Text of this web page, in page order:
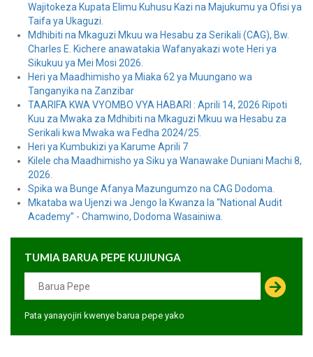
Wajitokeza Kupata Elimu Kuhusu Kazi na Majukumu ya Ofisi ya
Taifa ya Ukaguzi.
Mdhibiti na Mkaguzi Mkuu wa Hesabu za Serikali (CAG), Bw.
Charles E. Kichere anawatakia Wafanyakazi wote Heri ya
Sikukuu ya Mei Mosi 2026.
Heri ya Maadhimisho ya Miaka 62 ya Muungano wa
Tanganyika na Zanzibar
TAARIFA KWA VYOMBO VYA HABARI : Aprili 14, 2026 Ripoti
Kuu za Mwaka za Mdhibiti na Mkaguzi Mkuu wa Hesabu za
Serikali kwa Mwaka wa Fedha 2024/25.
Heri ya Kumbukizi ya Karume Aprili 7
Kilele cha Maadhimisho ya Siku ya Wanawake Duniani Machi 8,
2026.
Spika wa Bunge Afanya Mazungumzo na CAG Dodoma.
Mkataba wa Ujenzi wa Jengo la Kwanza la “National Audit
Academy” - Chamwino, Dodoma Wasainiwa.
TUMIA BARUA PEPE KUJIUNGA
Pata yanayojiri kwenye barua pepe yako